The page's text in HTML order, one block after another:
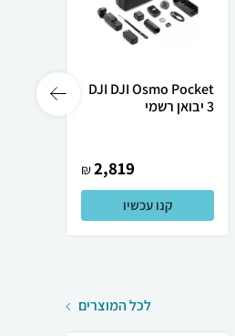
DJI DJI Osmo Pocket
3 יבואן רשמי
2,819
₪
קנו עכשיו
לכל המוצרים